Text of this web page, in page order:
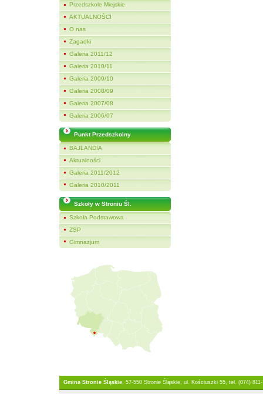
Przedszkole Miejskie
AKTUALNOŚCI
O nas
Zagadki
Galeria 2011/12
Galeria 2010/11
Galeria 2009/10
Galeria 2008/09
Galeria 2007/08
Galeria 2006/07
Punkt Przedszkolny
BAJLANDIA
Aktualności
Galeria 2011/2012
Galeria 2010/2011
Szkoły w Stroniu Śl.
Szkoła Podstawowa
ZSP
Gimnazjum
Gmina Stronie Śląskie, 57-550 Stronie Śląskie, ul. Kościuszki 55, tel. (074)